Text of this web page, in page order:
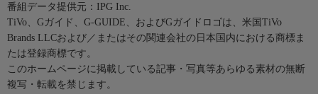
番組データ提供元：IPG Inc.
TiVo、Gガイド、G-GUIDE、およびGガイドロゴは、米国TiVo
Brands LLCおよび／またはその関連会社の日本国内における商標ま
たは登録商標です。
このホームページに掲載している記事・写真等あらゆる素材の無断
複写・転載を禁じます。